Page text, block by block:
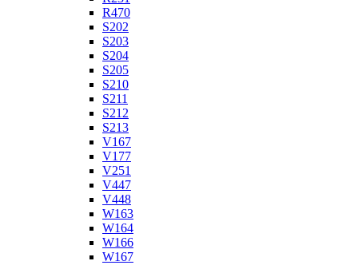
R470
S202
S203
S204
S205
S210
S211
S212
S213
V167
V177
V251
V447
V448
W163
W164
W166
W167